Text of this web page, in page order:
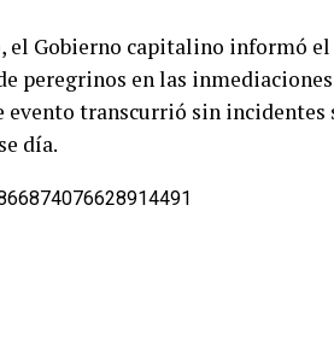
, el Gobierno capitalino informó el
peregrinos en las
evento transcurrió sin
día.